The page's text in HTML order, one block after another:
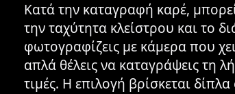
Κατά την καταγραφή καρέ,
την ταχύτητα κλείστρου και το
φωτογραφίζεις με κάμερα που
απλά θέλεις να καταγράψεις τη
τιμές. Η επιλογή βρίσκεται